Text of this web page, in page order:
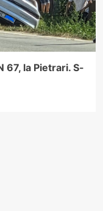
67, la Pietrari. S-